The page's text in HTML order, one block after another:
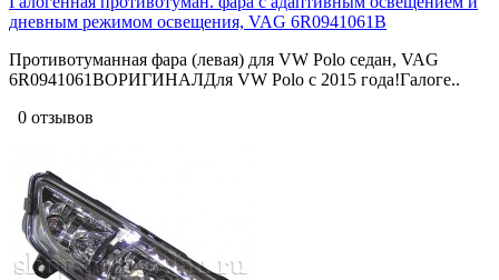
дневным режимом освещения, VAG 6R0941061B
Противотуманная фара (левая) для VW Polo седан, VAG
6R0941061BОРИГИНАЛДля VW Polo с 2015 года!Галоге..
0 отзывов